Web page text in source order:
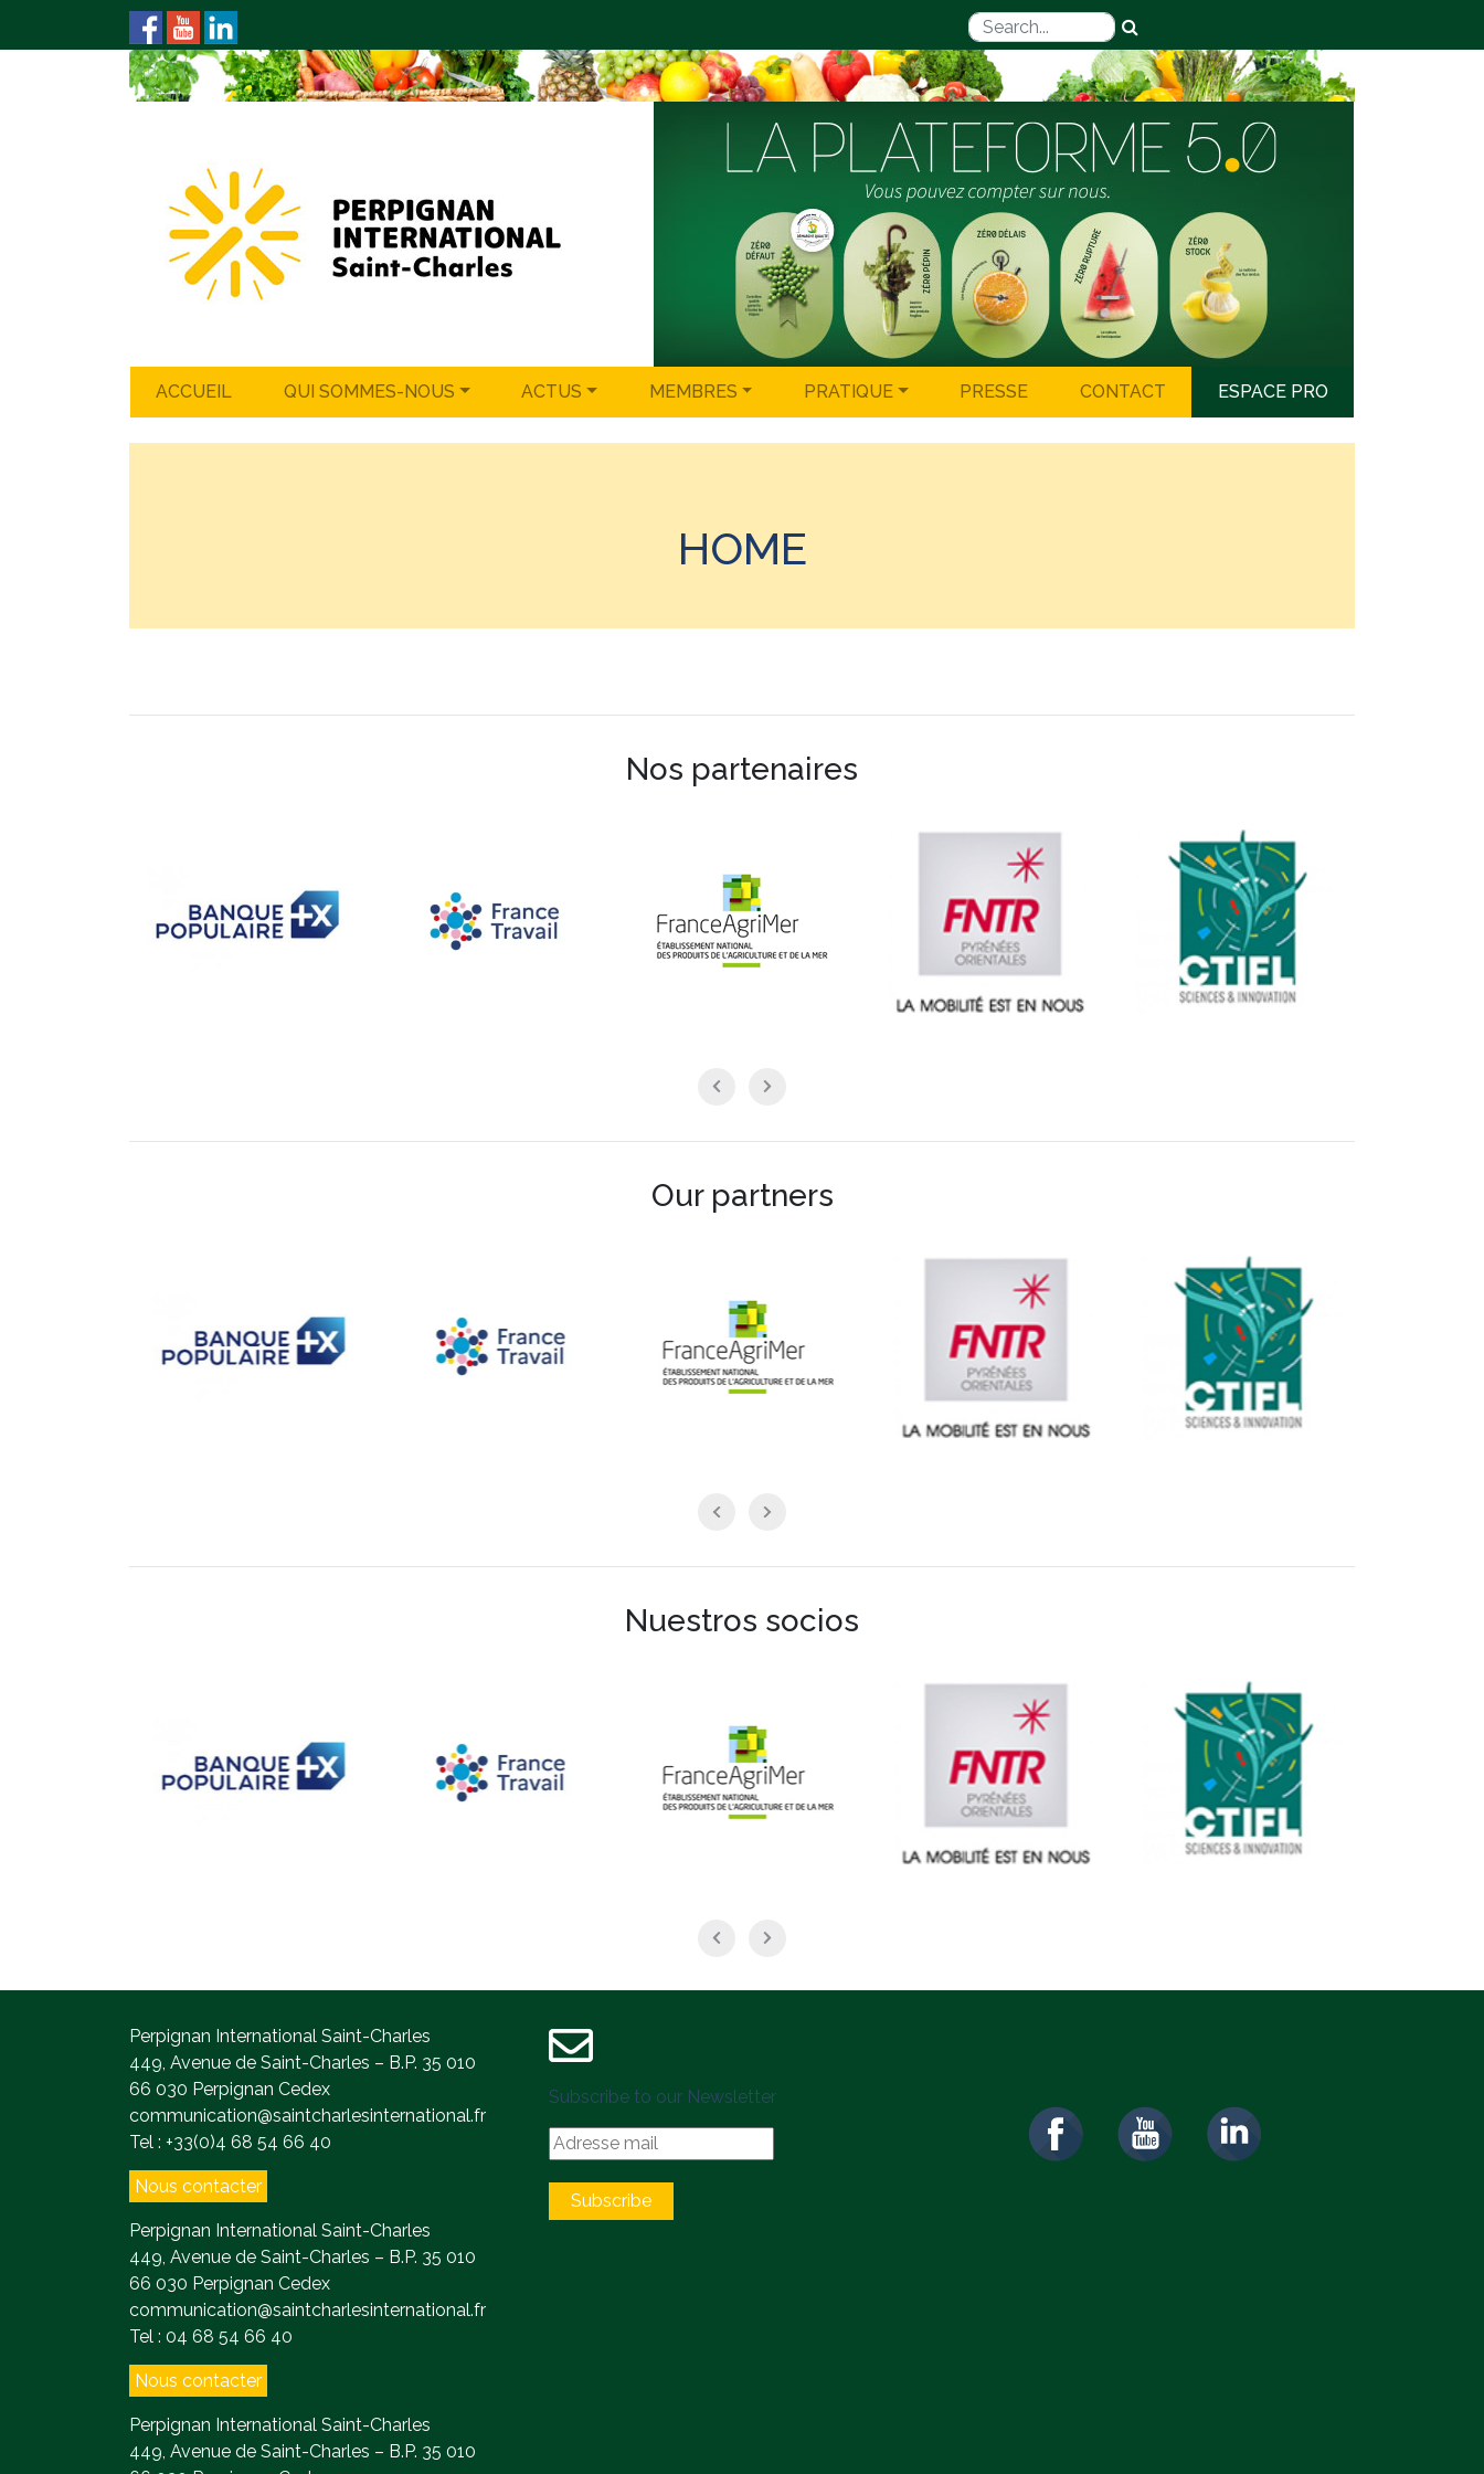
ACCUEIL QUI SOMMES-NOUS ACTUS MEMBRES PRATIQUE PRESSE CONTACT ESPACE PRO
HOME
Nos partenaires
Our partners
Nuestros socios
Perpignan International Saint-Charles
449, Avenue de Saint-Charles – B.P. 35 010
66 030 Perpignan Cedex
communication@saintcharlesinternational.fr
Tel : +33(0)4 68 54 66 40
Nous contacter
Perpignan International Saint-Charles
449, Avenue de Saint-Charles – B.P. 35 010
66 030 Perpignan Cedex
communication@saintcharlesinternational.fr
Tel : 04 68 54 66 40
Nous contacter
Perpignan International Saint-Charles
449, Avenue de Saint-Charles – B.P. 35 010
Subscribe to our Newsletter
Subscribe